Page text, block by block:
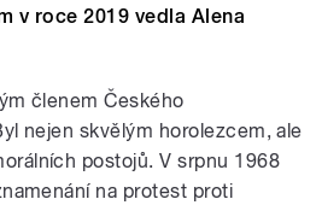
v roce 2019 vedla Alena
členem Českého
nejen skvělým horolezcem, ale
postojů. V srpnu 1968
na protest proti